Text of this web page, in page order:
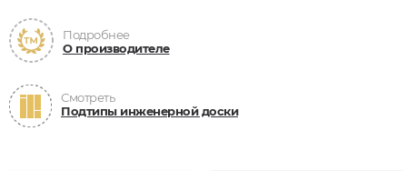
Подробнее
О производителе
Смотреть
Подтипы инженерной доски